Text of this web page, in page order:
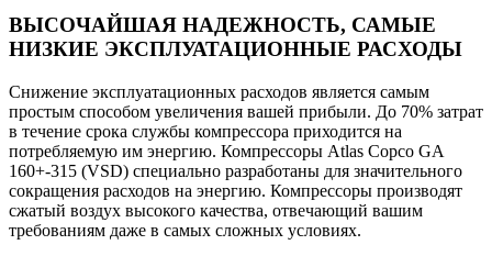
ВЫСОЧАЙШАЯ НАДЕЖНОСТЬ, САМЫЕ
НИЗКИЕ ЭКСПЛУАТАЦИОННЫЕ РАСХОДЫ
Снижение эксплуатационных расходов является самым
простым способом увеличения вашей прибыли. До 70% затрат
в течение срока службы компрессора приходится на
потребляемую им энергию. Компрессоры Atlas Copco GA
160+-315 (VSD) специально разработаны для значительного
сокращения расходов на энергию. Компрессоры производят
сжатый воздух высокого качества, отвечающий вашим
требованиям даже в самых сложных условиях.